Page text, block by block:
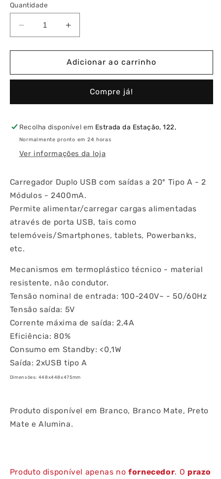
Quantidade
Diminuir
a
quantidade
Carregador
Saídas
Tipo
A
2
Módulos
Aumentar
a
quantidade
de
Carregador
Saídas
Tipo
A
2
Módulos
Adicionar ao carrinho
Compre já!
Recolha disponível em Estrada da Estação, 122,
Normalmente pronto em 24 horas
Ver informações da loja
Carregador Duplo USB com saídas a 20º Tipo A - 2
Módulos - 2400mA.
Permite alimentar/carregar cargas alimentadas
através de porta USB, tais como
telemóveis/Smartphones, tablets, Powerbanks,
etc.
Mecanismos em termoplástico técnico - material
resistente, não condutor.
Tensão nominal de entrada: 100-240V~ - 50/60Hz
Tensão saída: 5V
Corrente máxima de saída: 2,4A
Eficiência: 80%
Consumo em Standby: <0,1W
Saída: 2xUSB tipo A
Dimensões: 448x448x475mm
Produto disponível em Branco, Branco Mate, Preto
Mate e Alumina.
Produto disponível apenas nofornecedor. O prazo